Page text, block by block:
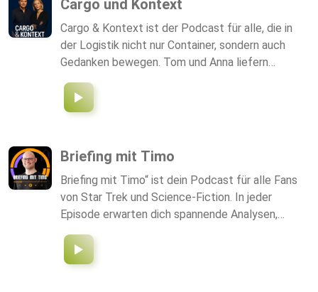
vollständig automatisch von einer KI generiert; für
die Richtigkeit der Darstellungen und Analysen
wird daher keine Garantie übernommen.
Cargo und Kontext
Cargo & Kontext ist der Podcast für alle, die in
der Logistik nicht nur Container, sondern auch
Gedanken bewegen. Tom und Anna liefern
wöchentlich klare Analysen und spannende
Diskussionen zu aktuellen Themen aus der
internationalen Spedition und Supply Chain.
perfekt für Entscheider und alle, die Logistik neu
denken wollen.
Briefing mit Timo
Briefing mit Timo“ ist dein Podcast für alle Fans
von Star Trek und Science-Fiction. In jeder
Episode erwarten dich spannende Analysen,
persönliche Einblicke und einzigartige
Perspektiven auf ausgewählte Folgen und
Themen aus dem Star Trek-Universum. Egal ob